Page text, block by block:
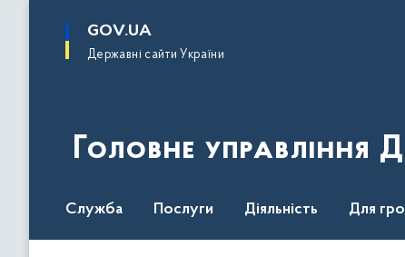
основного
GOV.UA
Державні сайти України
Головне управління
Служба Послуги Діяльність Для